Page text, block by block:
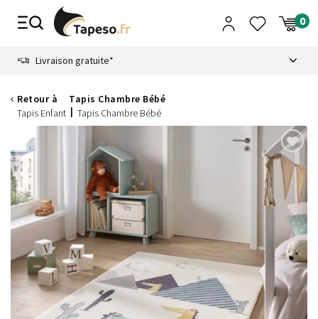
Livraison gratuite*
Retour à
Tapis Chambre Bébé
Tapis Enfant
Tapis Chambre Bébé